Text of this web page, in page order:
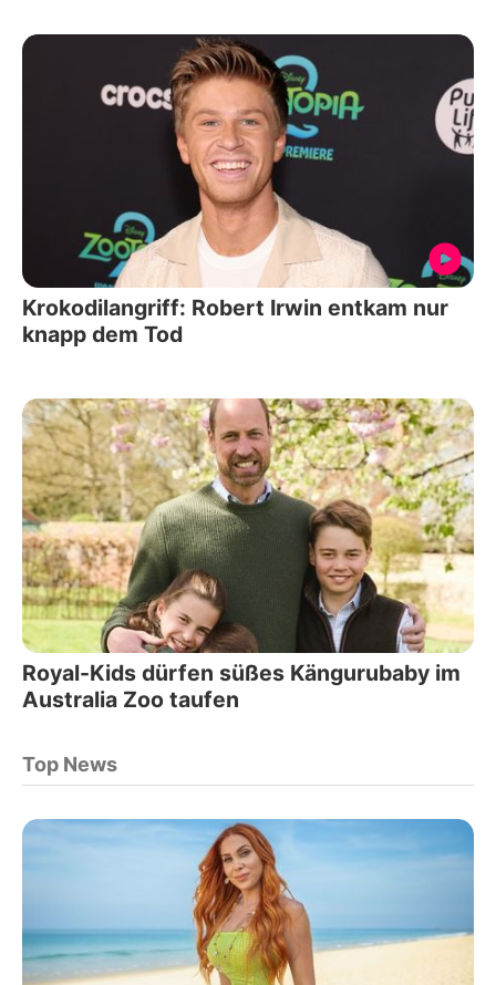
Krokodilangriff: Robert Irwin entkam nur
knapp dem Tod
Royal-Kids dürfen süßes Kängurubaby im
Australia Zoo taufen
Top News